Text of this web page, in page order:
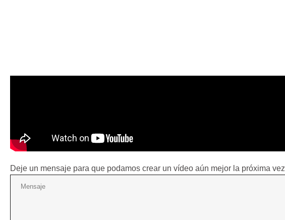
Deje un mensaje para que podamos crear un vídeo aún mejor la próxima